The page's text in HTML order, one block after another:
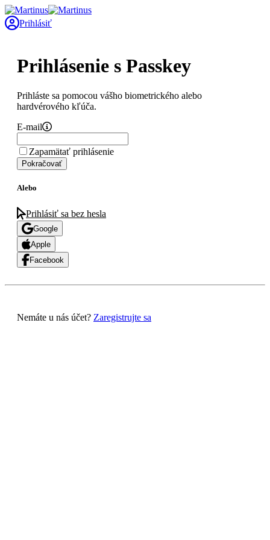
Prihlásiť
Prihlásenie s Passkey
Prihláste sa pomocou vášho biometrického alebo
hardvérového kľúča.
E-mail
Zapamätať prihlásenie
Pokračovať
Alebo
Prihlásiť sa bez hesla
Google
Apple
Facebook
Nemáte u nás účet? Zaregistrujte sa